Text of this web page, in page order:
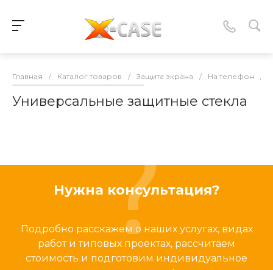
Главная / Каталог товаров / Защита экрана / На телефон /
Универсальные защитные стекла
Нужна консультация?
Подробно расскажем о наших услугах, видах
работ и типовых проектах, рассчитаем
стоимость и подготовим индивидуальное